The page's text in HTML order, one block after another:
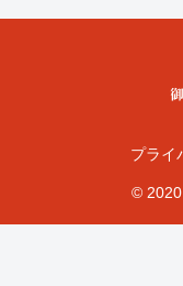
プライ
© 2020